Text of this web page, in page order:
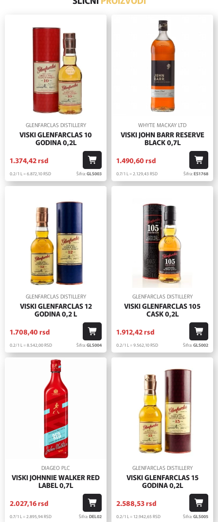
GLENFARCLAS DISTILLERY
VISKI GLENFARCLAS 10
GODINA 0,2L
1.374,42rsd
0.2/1 L = 6.872,10RSD Šifra:GLS003
WHYTE MACKAY LTD
VISKI JOHN BARR RESERVE
BLACK 0,7L
1.490,60 rsd
0.7/1 L = 2.129,43 RSD Šifra:ES1768
GLENFARCLAS DISTILLERY
VISKI GLENFARCLAS 12
GODINA 0,2 L
1.708,40 rsd
0.2/1 L = 8.542,00RSD Šifra:GLS004
GLENFARCLAS DISTILLERY
VISKI GLENFARCLAS 105
CASK 0,2L
1.912,42rsd
0.2/1 L = 9.562,10RSD Šifra:GLS002
DIAGEO PLC
VISKI JOHNNIE WALKER RED
LABEL 0,7L
2.027,16rsd
0.7/1 L = 2.895,94RSD Šifra:DEL02
GLENFARCLAS DISTILLERY
VISKI GLENFARCLAS 15
GODINA 0,2L
2.588,53rsd
0.2/1 L = 12.942,65 RSD Šifra:GLS005